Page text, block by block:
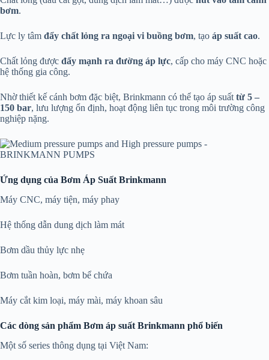
bơm.
Lực ly tâm đẩy chất lỏng ra ngoại vi buồng bơm, tạo áp suất cao.
Chất lỏng được đẩy mạnh ra đường áp lực, cấp cho máy CNC hoặc
hệ thống gia công.
Nhờ thiết kế cánh bơm đặc biệt, Brinkmann có thể tạo áp suất từ 5 –
150 bar, lưu lượng ổn định, hoạt động liên tục trong môi trường công
nghiệp nặng.
Ứng dụng của Bơm Áp Suất Brinkmann
Máy CNC, máy tiện, máy phay
Hệ thống dẫn dung dịch làm mát
Bơm dầu thủy lực nhẹ
Bơm tuần hoàn, bơm bể chứa
Máy cắt kim loại, máy mài, máy khoan sâu
Các dòng sản phẩm Bơm áp suất Brinkmann phổ biến
Một số series thông dụng tại Việt Nam: